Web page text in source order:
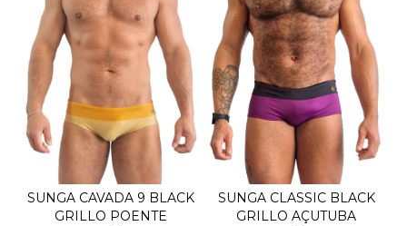
SUNGA CAVADA 9 BLACK
GRILLO POENTE
SUNGA CLASSIC BLACK
GRILLO AÇUTUBA